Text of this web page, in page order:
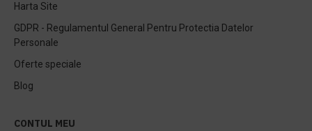
Harta Site
GDPR - Regulamentul General Pentru Protectia Datelor
Personale
Oferte speciale
Blog
CONTUL MEU